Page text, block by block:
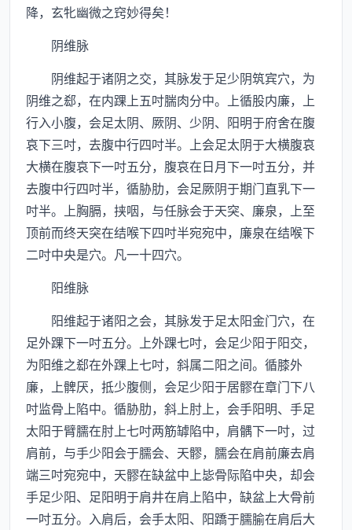
降，玄牝幽微之窍妙得矣！
阴维脉
阴维起于诸阴之交，其脉发于足少阴筑宾穴，为
阴维之郄，在内踝上五吋腨肉分中。上循股内廉，上
行入小腹，会足太阴、厥阴、少阴、阳明于府舍在腹
哀下三吋，去腹中行四吋半。上会足太阴于大横腹哀
大横在腹哀下一吋五分，腹哀在日月下一吋五分，并
去腹中行四吋半，循胁肋，会足厥阴于期门直乳下一
吋半。上胸膈，挟咽，与任脉会于天突、廉泉，上至
顶前而终天突在结喉下四吋半宛宛中，廉泉在结喉下
二吋中央是穴。凡一十四穴。
阳维脉
阳维起于诸阳之会，其脉发于足太阳金门穴，在
足外踝下一吋五分。上外踝七吋，会足少阳于阳交，
为阳维之郄在外踝上七吋，斜属二阳之间。循膝外
廉，上髀厌，抵少腹侧，会足少阳于居髎在章门下八
吋监骨上陷中。循胁肋，斜上肘上，会手阳明、手足
太阳于臂臑在肘上七吋两筋罅陷中，肩髃下一吋，过
肩前，与手少阳会于臑会、天髎，臑会在肩前廉去肩
端三吋宛宛中，天髎在缺盆中上毖骨际陷中央，却会
手足少阳、足阳明于肩井在肩上陷中，缺盆上大骨前
一吋五分。入肩后，会手太阳、阳蹻于臑腧在肩后大